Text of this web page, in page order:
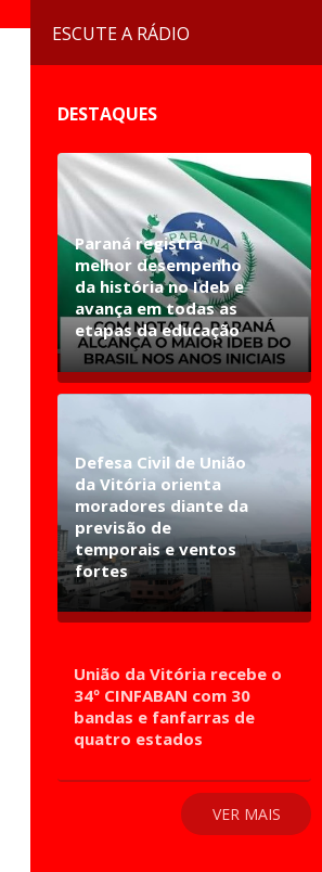
ESCUTE A RÁDIO
DESTAQUES
Paraná registra
melhor desempenho
da história no Ideb e
avança em todas as
etapas da educação
Defesa Civil de União
da Vitória orienta
moradores diante da
previsão de
temporais e ventos
fortes
União da Vitória recebe o
34º CINFABAN com 30
bandas e fanfarras de
quatro estados
VER MAIS